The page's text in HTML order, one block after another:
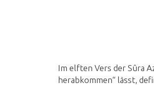
Im elften Vers der Sûra
herabkommen“ lässt,